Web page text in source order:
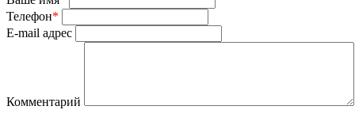
Телефон*
E-mail адрес
Комментарий